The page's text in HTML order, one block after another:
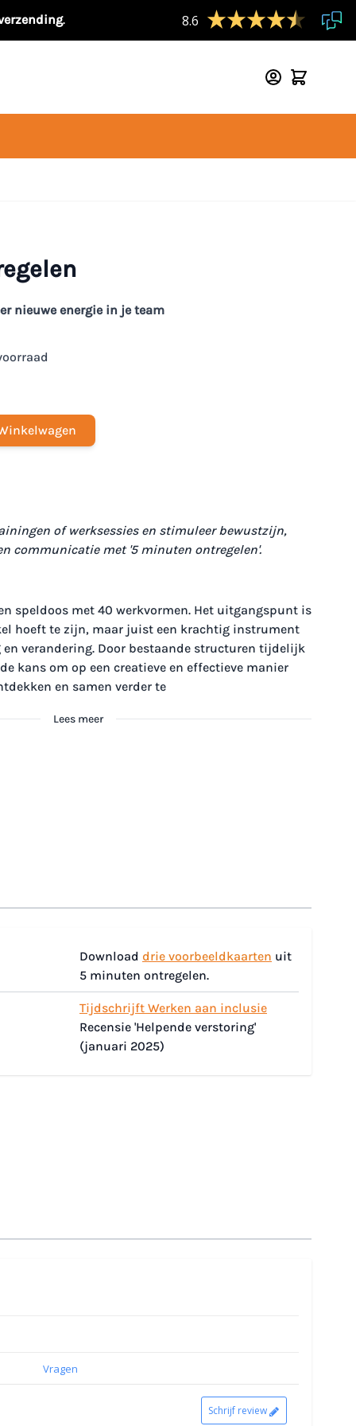
. 8.6
nieuwe energie in je team
of werksessies en stimuleer bewustzijn,
communicatie met '5 minuten ontregelen'.
speldoos met 40 werkvormen. Het uitgangspunt is
hoeft te zijn, maar juist een krachtig instrument
verandering. Door bestaande structuren tijdelijk
kans om op een creatieve en effectieve manier
en samen verder te
Lees meer
Download drie voorbeeldkaarten uit
5 minuten ontregelen.
Tijdschrijft Werken aan inclusie
Recensie 'Helpende verstoring'
(januari 2025)
Vragen
Schrijf review